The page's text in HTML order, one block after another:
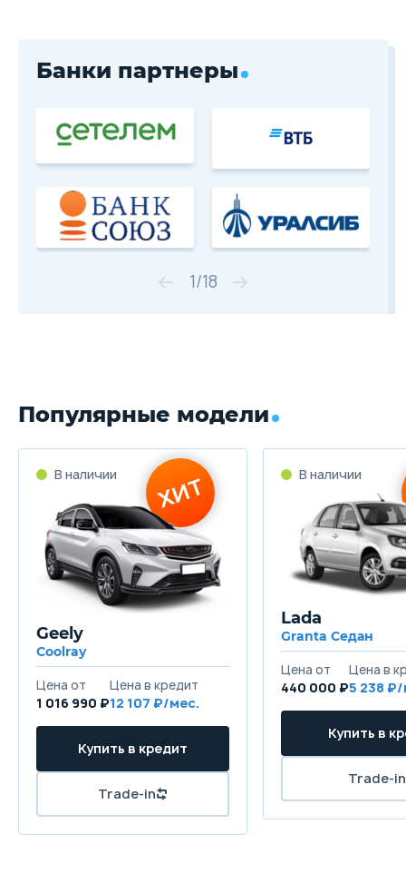
Банки партнеры
1/18
Популярные модели
Geely
Coolray
1 016 990 ₽12 107
Lada
Granta Седан
440 000 ₽5 238